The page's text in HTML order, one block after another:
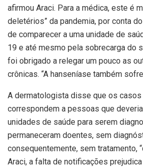
afirmou Araci. Para a médica, este é
deletérios” da pandemia, por conta do
de comparecer a uma unidade de
19 e até mesmo pela sobrecarga do
foi obrigado a relegar um pouco as
crônicas. “A hanseníase também
A dermatologista disse que os
correspondem a pessoas que
unidades de saúde para serem
permaneceram doentes, sem
consequentemente, sem tratamento,
Araci, a falta de notificações